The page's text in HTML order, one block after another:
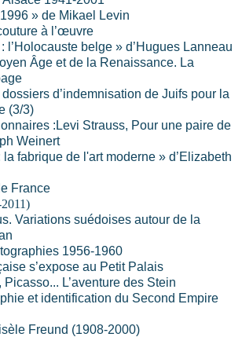
» de Mikael Levin
à l’œuvre
l’Holocauste belge » d’Hugues Lanneau
Âge et de la Renaissance. La
d’indemnisation de Juifs pour la
(3/3)
:Levi Strauss, Pour une paire de
Weinert
fabrique de l'art moderne » d’Elizabeth
France
Variations suédoises autour de la
1956-1960
s’expose au Petit Palais
L’aventure des Stein
et identification du Second Empire
Freund (1908-2000)